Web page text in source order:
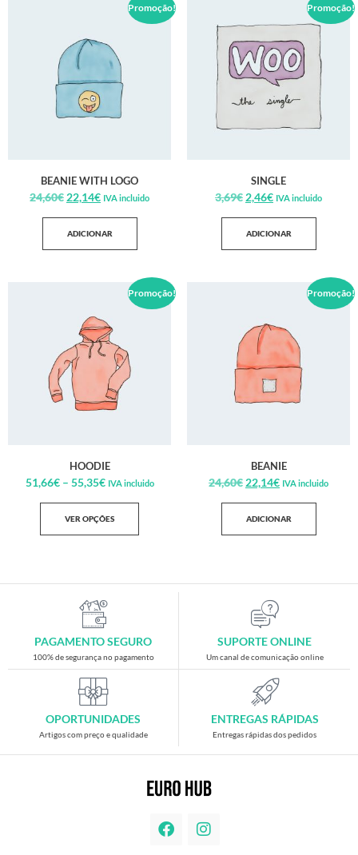
Promoção!
BEANIE WITH LOGO
24,60€ 22,14€ IVA incluido
ADICIONAR
Promoção!
SINGLE
3,69€ 2,46€ IVA incluido
ADICIONAR
Promoção!
HOODIE
51,66€ – 55,35€ IVA incluido
VER OPÇÕES
Promoção!
BEANIE
24,60€ 22,14€ IVA incluido
ADICIONAR
PAGAMENTO SEGURO
100% de segurança no pagamento
SUPORTE ONLINE
Um canal de comunicação online
OPORTUNIDADES
Artigos com preço e qualidade
ENTREGAS RÁPIDAS
Entregas rápidas dos pedidos